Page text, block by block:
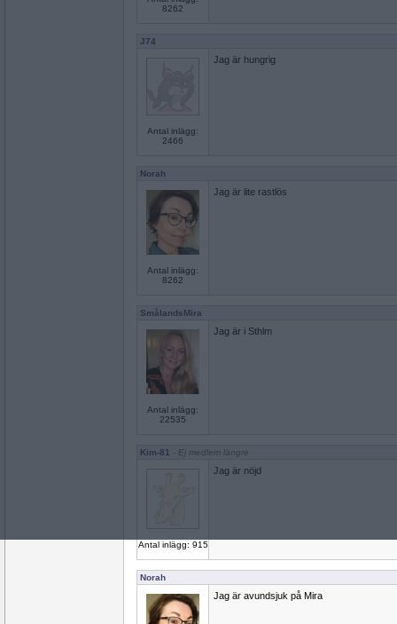
8262
J74
Antal inlägg:
2466
Jag är hungrig
Norah
Antal inlägg:
8262
Jag är lite rastlös
SmålandsMira
Antal inlägg:
22535
Jag är i Sthlm
Kim-81 - Ej medlem längre
Antal inlägg: 915
Jag är nöjd
Norah
Jag är avundsjuk på Mira